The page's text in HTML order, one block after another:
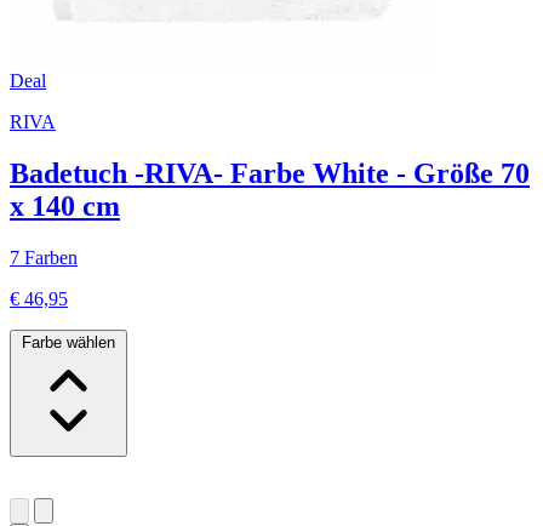
Deal
RIVA
Badetuch -RIVA- Farbe White - Größe 70
x 140 cm
7 Farben
€ 46,95
Farbe wählen